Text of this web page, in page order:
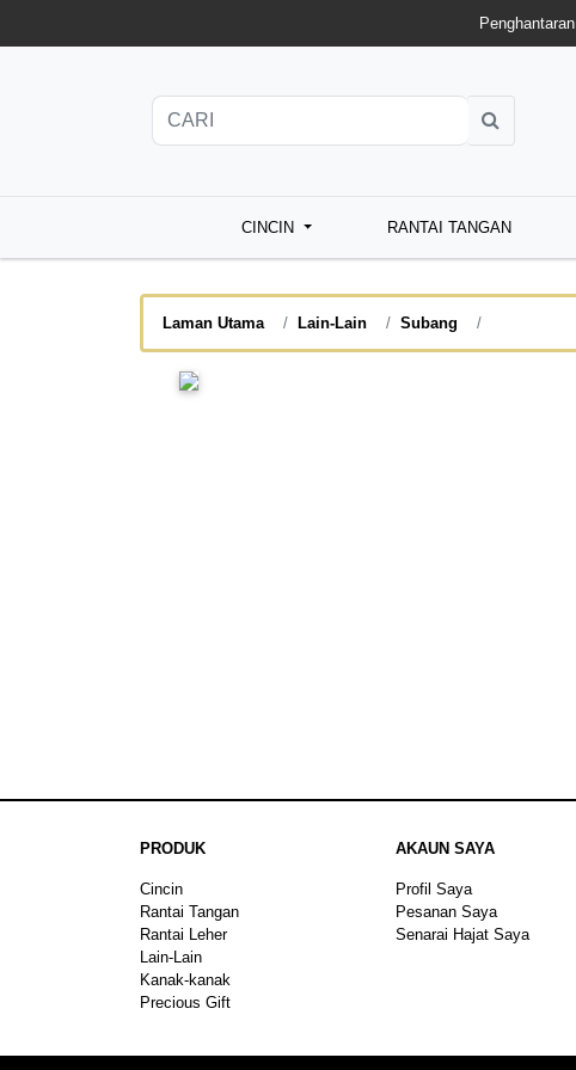
CINCIN RANTAI TANGAN
Laman Utama Lain-Lain Subang
PRODUK
Cincin
Rantai Tangan
Rantai Leher
Lain-Lain
Kanak-kanak
Precious Gift
AKAUN SAYA
Profil Saya
Pesanan Saya
Senarai Hajat Saya